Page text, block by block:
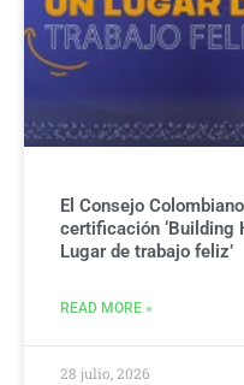
El Consejo
certificación ‘Building
Lugar de trabajo feliz’
READ MORE »
28 julio, 2026